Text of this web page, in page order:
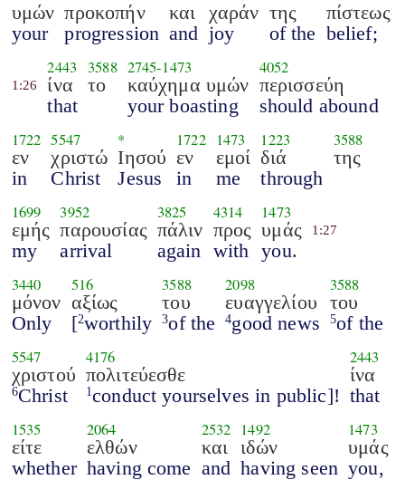
υμών
your
προκοπήν
progression
και
and
χαράν
joy
της
of the
πίστεως
belief;
1:26
2443
ίνα
that
3588
το
2745-1473
καύχημα υμών
your boasting
4052
περισσεύη
should abound
1722
εν
in
5547
χριστώ
Christ
*
Ιησού
Jesus
1722
εν
in
1473
εμοί
me
1223
διά
through
3588
της
1699
εμής
my
3952
παρουσίας
arrival
3825
πάλιν
again
4314
προς
with
1473
υμάς
you.
1:27
3440
μόνον
Only
516
αξίως
[2worthily
3588
του
3of the
2098
ευαγγελίου
4good news
3588
του
5of the
5547
χριστού
6Christ
4176
πολιτεύεσθε
1 conduct yourselves in public]!
2443
ίνα
that
1535
είτε
whether
2064
ελθών
having come
2532
και
and
1492
ιδών
having seen
1473
υμάς
you,